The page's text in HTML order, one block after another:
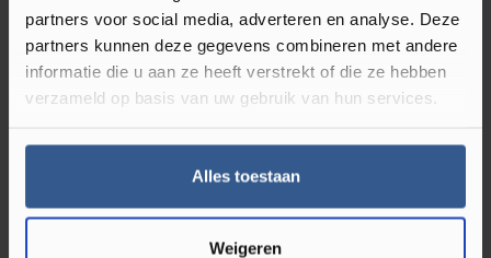
partners voor social media, adverteren en analyse. Deze
partners kunnen deze gegevens combineren met andere
informatie die u aan ze heeft verstrekt of die ze hebben
verzameld op basis van uw gebruik van hun services.
Alles toestaan
Weigeren
Omschrijving Hoeklijnprofiel 10 mm
Beuken Licht 63023
Een profiel op kleur maakt je vloer af! Dit 8 mm hoeklijnprofiel
Het is zelfklevend en in meer dan 175 kleuren folie verkrijgbaar.
van de gekozen vloer.